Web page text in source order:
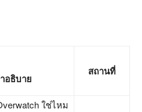
อธิบาย
สถานที่
ใช่ไหม